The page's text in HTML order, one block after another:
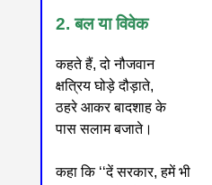
2. बल या विवेक
कहते हैं, दो नौजवान
क्षत्रिय घोड़े दौड़ाते,
ठहरे आकर बादशाह के
पास सलाम बजाते।
कहा कि ‘‘दें सरकार, हमें भी